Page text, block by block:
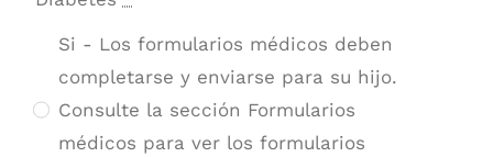
Si - Los formularios médicos deben
completarse y enviarse para su hijo.
Consulte la sección Formularios
médicos para ver los formularios